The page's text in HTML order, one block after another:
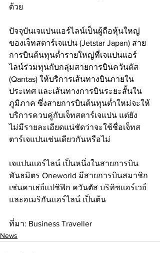
ด้วย
ปัจจุบันเจแปนแอร์ไลน์เป็นผู้ถือหุ้นใหญ่
ของเจ็ทสตาร์เจแปน (Jetstar Japan) สาย
การบินต้นทุนต่ำรายใหญ่ที่เจแปนแอร์
ไลน์ร่วมทุนกับกลุ่มสายการบินควันตัส
(Qantas) ให้บริการเส้นทางบินภายใน
ประเทศ และเส้นทางการบินระยะสั้นใน
ภูมิภาค ซึ่งสายการบินต้นทุนต่ำใหม่จะให้
บริการควบคู่กับเจ็ทสตาร์เจแปน แต่ยัง
ไม่มีรายละเอียดแน่ชัดว่าจะใช้ชื่อเจ็ทส
ตาร์เจแปนเช่นเดียวกันหรือไม่
เจแปนแอร์ไลน์ เป็นหนึ่งในสายการบิน
พันธมิตร Oneworld มีสายการบินสมาชิก
เช่นคาเธ่ย์แปซิฟิก ควันตัส บริทิชแอร์เวย์
และอเมริกันแอร์ไลน์ เป็นต้น
ที่มา: Business Traveller
News